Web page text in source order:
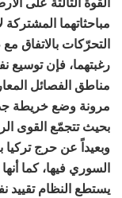
مباحثاتهما
التحرّكات بالاتفاق
رغبتهما، فإن توسيع
مناطق الفصائل
مرونة وضع خريطة
بحيث تتجمّع القوى
وبعيداً عن حرج تركيا
السوري فيها، كما
يستطع النظام تقييد